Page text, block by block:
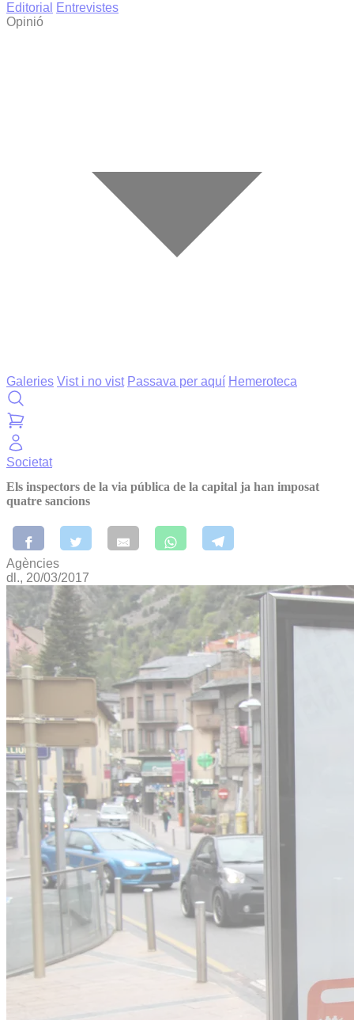
Editorial
Entrevistes
Opinió
Galeries Vist i no vist Passava per aquí Hemeroteca
Societat
Els inspectors de la via pública de la capital ja han imposat
quatre sancions
Agències
dl., 20/03/2017